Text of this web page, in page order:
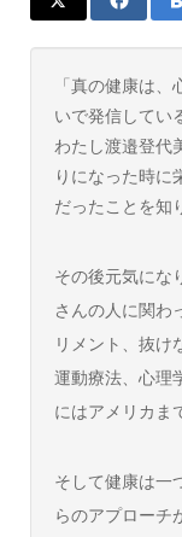
「真の健康は
いで発信してい
わたし渡邉登代
りになった時に
だったことを知
その後元気にな
さんの人に関わ
リメント、抜け
運動療法、心理
にはアメリカま
そして健康は一
らのアプローチ